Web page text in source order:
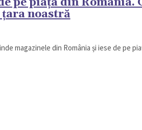
noastră
magazinele din România și iese de pe